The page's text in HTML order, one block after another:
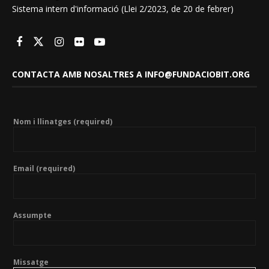
Sistema intern d'informació (Llei 2/2023, de 20 de febrer)
CONTACTA AMB NOSALTRES A INFO@FUNDACIOBIT.ORG
Nom i llinatges (required)
Email (required)
Assumpte
Missatge